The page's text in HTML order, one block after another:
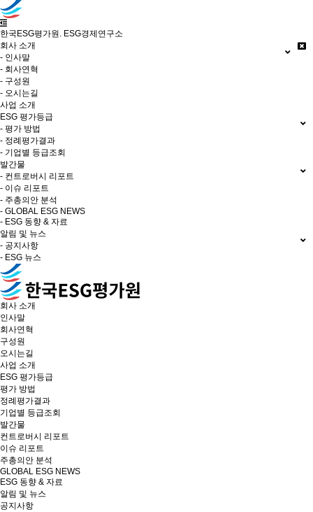
한국ESG평가원. ESG경제연구소
회사 소개
- 인사말
- 회사연혁
- 구성원
- 오시는길
사업 소개
ESG 평가등급
- 평가 방법
- 정례평가결과
- 기업별 등급조회
발간물
- 컨트로버시 리포트
- 이슈 리포트
- 주총의안 분석
- GLOBAL ESG NEWS
- ESG 동향 & 자료
알림 및 뉴스
- 공지사항
- ESG 뉴스
회사 소개
인사말
회사연혁
구성원
오시는길
사업 소개
ESG 평가등급
평가 방법
정례평가결과
기업별 등급조회
발간물
컨트로버시 리포트
이슈 리포트
주총의안 분석
GLOBAL ESG NEWS
ESG 동향 & 자료
알림 및 뉴스
공지사항